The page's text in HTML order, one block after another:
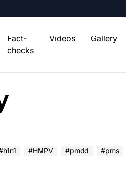
Fact-
checks
Videos Gallery
#HMPV #pmdd #pms